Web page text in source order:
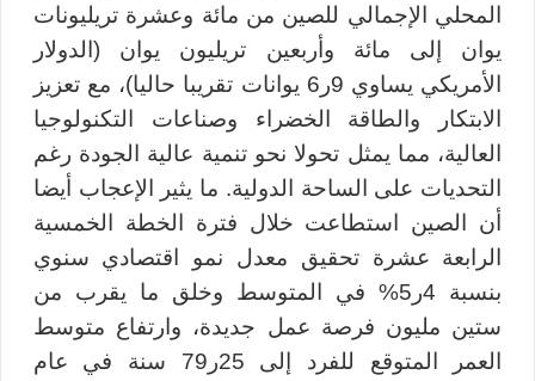
المحلي الإجمالي للصين من مائة وعشرة تريليونات
يوان إلى مائة وأربعين تريليون يوان (الدولار
الأمريكي يساوي 9ر6 يوانات تقريبا حاليا)، مع تعزيز
الابتكار والطاقة الخضراء وصناعات التكنولوجيا
العالية، مما يمثل تحولا نحو تنمية عالية الجودة رغم
التحديات على الساحة الدولية. ما يثير الإعجاب أيضا
أن الصين استطاعت خلال فترة الخطة الخمسية
الرابعة عشرة تحقيق معدل نمو اقتصادي سنوي
بنسبة 4ر5% في المتوسط وخلق ما يقرب من
ستين مليون فرصة عمل جديدة، وارتفاع متوسط
العمر المتوقع للفرد إلى 25ر79 سنة في عام